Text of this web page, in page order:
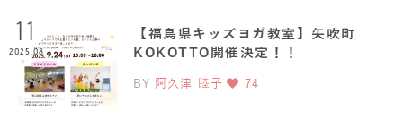
11
2025.08
【福島県キッズヨガ教室】矢吹町
KOKOTTO開催決定！！
BY 阿久津 睦子 74